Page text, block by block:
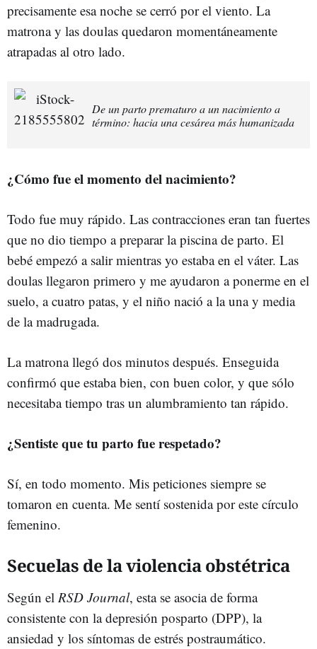
precisamente esa noche se cerró por el viento. La
matrona y las doulas quedaron momentáneamente
atrapadas al otro lado.
De un parto prematuro a un nacimiento a
término: hacia una cesárea más humanizada
¿Cómo fue el momento del nacimiento?
Todo fue muy rápido. Las contracciones eran tan fuertes
que no dio tiempo a preparar la piscina de parto. El
bebé empezó a salir mientras yo estaba en el váter. Las
doulas llegaron primero y me ayudaron a ponerme en el
suelo, a cuatro patas, y el niño nació a la una y media
de la madrugada.
La matrona llegó dos minutos después. Enseguida
confirmó que estaba bien, con buen color, y que sólo
necesitaba tiempo tras un alumbramiento tan rápido.
¿Sentiste que tu parto fue respetado?
Sí, en todo momento. Mis peticiones siempre se
tomaron en cuenta. Me sentí sostenida por este círculo
femenino.
Secuelas de la violencia obstétrica
Según el RSD Journal, esta se asocia de forma
consistente con la depresión posparto (DPP), la
ansiedad y los síntomas de estrés postraumático.